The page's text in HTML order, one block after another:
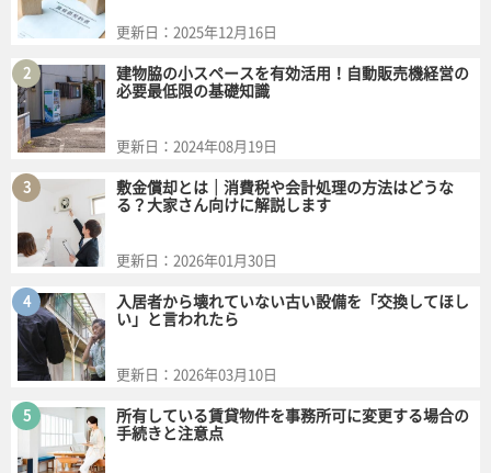
更新日： 2025年12月16日
2
建物脇の小スペースを有効活用！自動販売機経営の
必要最低限の基礎知識
更新日： 2024年08月19日
3
敷金償却とは｜消費税や会計処理の方法はどうな
る？大家さん向けに解説します
更新日： 2026年01月30日
4
入居者から壊れていない古い設備を「交換してほし
い」と言われたら
更新日： 2026年03月10日
5
所有している賃貸物件を事務所可に変更する場合の
手続きと注意点